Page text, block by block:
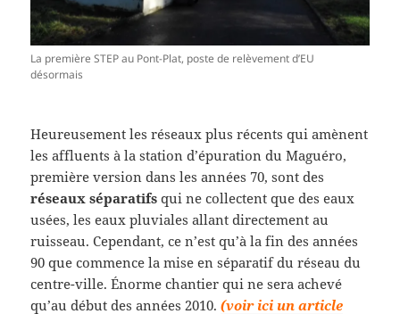
La première STEP au Pont-Plat, poste de relèvement d’EU
désormais
Heureusement les réseaux plus récents qui amènent
les affluents à la station d’épuration du Maguéro,
première version dans les années 70, sont des
réseaux séparatifs qui ne collectent que des eaux
usées, les eaux pluviales allant directement au
ruisseau. Cependant, ce n’est qu’à la fin des années
90 que commence la mise en séparatif du réseau du
centre-ville. Énorme chantier qui ne sera achevé
qu’au début des années 2010. (voir ici un article